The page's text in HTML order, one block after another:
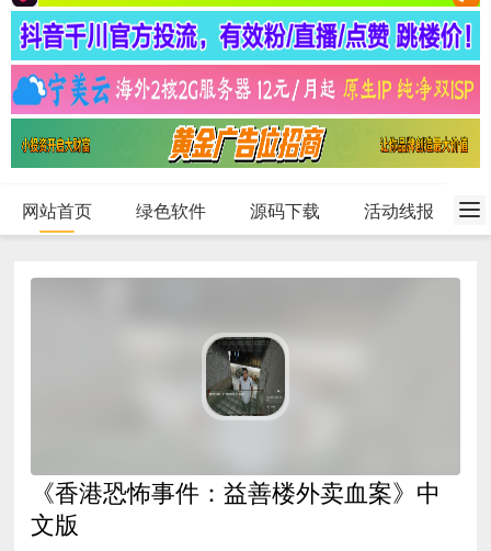
网站首页 绿色软件 源码下载 活动线报
《香港恐怖事件：益善楼外卖血案》中
文版